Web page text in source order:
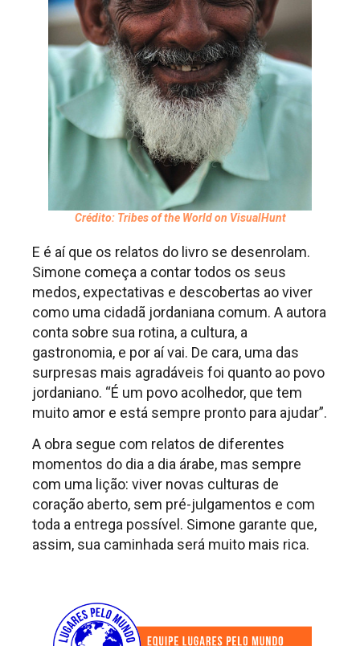
Crédito: Tribes of the World on VisualHunt
E é aí que os relatos do livro se desenrolam.
Simone começa a contar todos os seus
medos, expectativas e descobertas ao viver
como uma cidadã jordaniana comum. A autora
conta sobre sua rotina, a cultura, a
gastronomia, e por aí vai. De cara, uma das
surpresas mais agradáveis foi quanto ao povo
jordaniano. “É um povo acolhedor, que tem
muito amor e está sempre pronto para ajudar”.
A obra segue com relatos de diferentes
momentos do dia a dia árabe, mas sempre
com uma lição: viver novas culturas de
coração aberto, sem pré-julgamentos e com
toda a entrega possível. Simone garante que,
assim, sua caminhada será muito mais rica.